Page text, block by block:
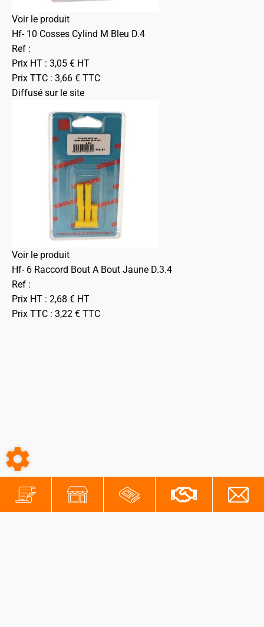
Voir le produit
Hf- 10 Cosses Cylind M Bleu D.4
Ref :
Prix HT : 3,05 € HT
Prix TTC : 3,66 € TTC
Diffusé sur le site
Voir le produit
Hf- 6 Raccord Bout A Bout Jaune D.3.4
Ref :
Prix HT : 2,68 € HT
Prix TTC : 3,22 € TTC